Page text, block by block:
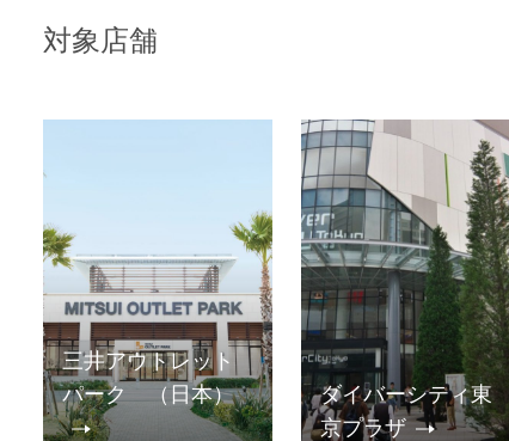
対象店舗
三井アウトレット
パーク （日本）
ダイバーシティ東
京プラザ